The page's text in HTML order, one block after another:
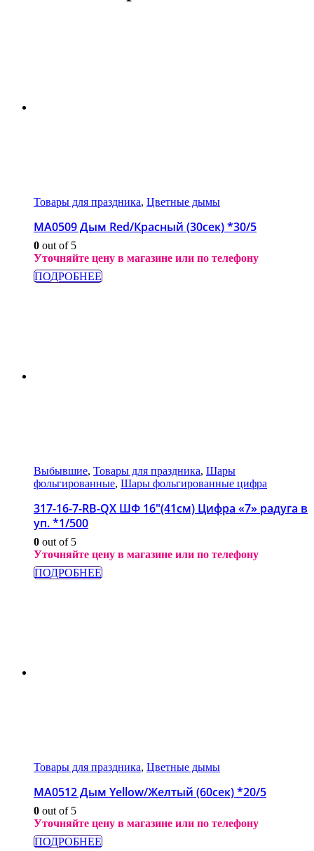
Товары для праздника, Цветные дымы
МА0509 Дым Red/Красный (30сек) *30/5
0 out of 5
Уточняйте цену в магазине или по телефону
ПОДРОБНЕЕ
Выбывшие, Товары для праздника, Шары
фольгированные, Шары фольгированные цифра
317-16-7-RB-QX ШФ 16″(41см) Цифра «7» радуга в
уп. *1/500
0 out of 5
Уточняйте цену в магазине или по телефону
ПОДРОБНЕЕ
Товары для праздника, Цветные дымы
МА0512 Дым Yellow/Желтый (60сек) *20/5
0 out of 5
Уточняйте цену в магазине или по телефону
ПОДРОБНЕЕ